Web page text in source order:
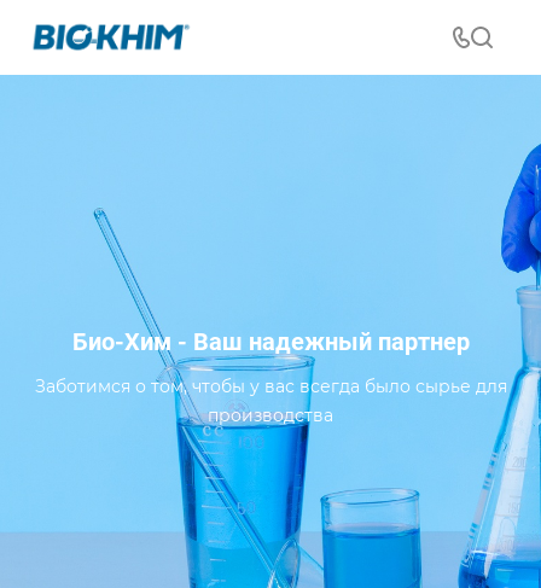
Био-Хим - Ваш надежный партнер
Заботимся о том, чтобы у вас всегда было сырье для
производства